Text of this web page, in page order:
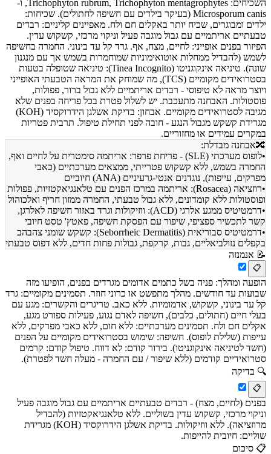
השכיחים: Trichophyton rubrum, Trichophyton mentagrophytes, ו-
Microsporum canis (בעיקר בילדים עם חשיפה לחתולים). שכיחות:
ילדים ומבוגרים, שכיח יותר באקלים חם ולח. מאפיינים קליניים: רבדים
טבעתיים אריתמיים עם גבול מוגבה פעיל וניקוי מרכזי, קשקוש עדין.
הפיזור בפנים אופייני: לחיים, מצח, אף. גרד קל עד בינוני. החמרה בחשיפה
לשמש (להבדיל ממחלות אוטואימוניות שמוחמרות בשמש אך עם מנגנון
שונה). טיניאה אינקוגניטו (Tinea Incognito): טיניאה שטופלה בטעות
בסטרואידים מקומיים (TCS), מה שמוחק את המראה הטבעתי האופייני
ויוצר מראה לא טיפוסי - רבדים אריתמיים ללא גבול ברור, פפולות,
פוסטולות. האבחנה מתעכבת. יש לשלול פטרת בכל פריחה בפנים שלא
מגיבה לסטרואידים מקומיים. אבחון: בדיקת אשלגן הידרוקסיד (KOH)
מגרידת קשקש מגבול הנגע - חובה לפני תחילת טיפול. תרבית פטריות
במקרים עמידים או מחזוריים.
🔀אבחנה מבדלת:
•
לופוס מערכתי (SLE) - פריחת פרפר: אריתמה סימטרית על לחיים ואף,
החמרה בשמש, ללא קשקוש פטרייתי, ממצאים מערכתיים (כאבי
מפרקים, עייפות), נוגדנים אנטי-גרעיניים (ANA) חיוביים
•
רוזציאה (Rosacea): אריתמה במרכז הפנים עם טלאנגיאקטזיות, פפולות
ופוסטולות ללא קומדונים, ללא גבול טבעתי, החמרה ממזון חריף ואלכוהול
•
דרמטיטיס ממגע אלרגי (ACD): ווזיקולות וגרד באזור חשיפה לאלרגן,
קשר לתכשיר ספציפי, שיפור עם הפסקת חשיפה, פאטץ' טסט חיובי
•
דרמטיטיס סבוריאית (Seborrheic Dermatitis): קשקש שומני צהבהב
בקפלים נזולביאליים, גבות, קרקפת, גבולות פחות חדים, ללא דפוס טבעתי
📝 אנמנזה
📋
הופעה ומהלך: פניה בשל כתמים אדומים מגרדים בפנים, הופיעו מזה
שבועות עד חודשים. מהלך מתפשט או כרוני חוזר. תסמינים מקומיים: גרד
קל עד בינוני, קשקוש, אדמומיות. ללא כאב. טריגרים והקשרים: מגע עם
בעלי חיים (חתולים, כלבים), חשיפה לאדם נגוע, פעילות ספורט מגע,
אקלים חם ולח. תסמינים מערכתיים: ללא חום, ללא כאבי מפרקים, ללא
עייפות (שלילת לופוס). חשיפה: שימוש בסטרואידים מקומיים על הפנים
(חשד לטיניאה אינקוגניטו). בירור קודם: לא דווח. טיפול קודם: קרמים
סטרואידיים קודמים (ללא שיפור / עם החמרה - מעלה חשד לפטרת).
🔍 בדיקה
📋
בפנים (לחיים, מצח) - רבדים טבעתיים אריתמיים עם גבול מוגבה פעיל
וניקוי מרכזי, קשקוש עדין בשוליים. ללא טלאנגיאקטזיות (להבדיל
מרוזציאה). ללא ווזיקולות. בדיקת אשלגן הידרוקסיד (KOH) מגרידת
שוליים: חיובית להייפות.
📋 סיכום